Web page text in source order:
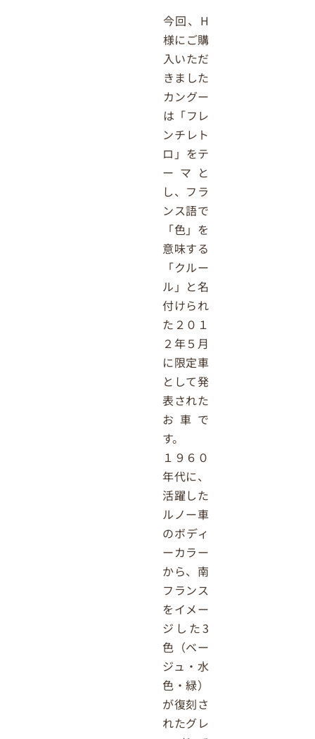
今回、H
様にご購
入いただ
きました
カングー
は「フレ
ンチレト
ロ」をテ
ーマと
し、フラ
ンス語で
「色」を
意味する
「クルー
ル」と名
付けられ
た２０１
２年５月
に限定車
として発
表された
お車で
す。
１９６０
年代に、
活躍した
ルノー車
のボディ
ーカラー
から、南
フランス
をイメー
ジした3
色（ベー
ジュ・水
色・緑）
が復刻さ
れたグレ